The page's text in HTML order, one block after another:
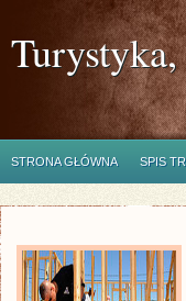
STRONA GŁÓWNA SPIS